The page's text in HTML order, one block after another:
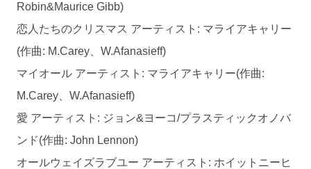
Robin&Maurice Gibb)
恋人たちのクリスマス アーティスト: マライアキャリー
(作曲: M.Carey、W.Afanasieff)
マイオール アーティスト: マライアキャリー(作曲:
M.Carey、W.Afanasieff)
愛 アーティスト: ジョン&ヨーコ/プラスティックオノバ
ンド(作曲: John Lennon)
オールウェイズラブユー アーティスト: ホイットニーヒ